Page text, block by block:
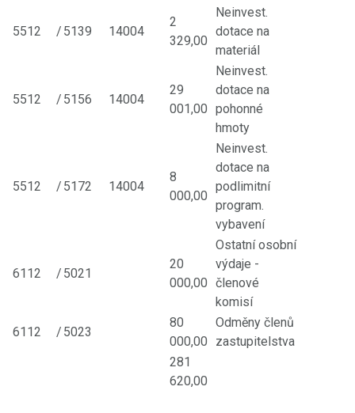
5512 / 5139 14004
2
329,00
Neinvest.
dotace na
materiál
5512 / 5156 14004
29
001,00
Neinvest.
dotace na
pohonné
hmoty
5512 / 5172 14004
8
000,00
Neinvest.
dotace na
podlimitní
program.
vybavení
6112 / 5021
20
000,00
Ostatní osobní
výdaje -
členové
komisí
6112
/ 5023
80
000,00
Odměny členů
zastupitelstva
281
620,00